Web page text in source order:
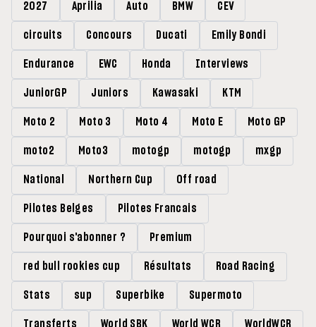
2027 Aprilia Auto BMW CEV
circuits Concours Ducati Emily Bondi
Endurance EWC Honda Interviews
JuniorGP Juniors Kawasaki KTM
Moto 2 Moto 3 Moto 4 Moto E Moto GP
moto2 Moto3 motogp motogp mxgp
National Northern Cup Off road
Pilotes Belges Pilotes Francais
Pourquoi s'abonner ? Premium
red bull rookies cup Résultats Road Racing
Stats sup Superbike Supermoto
Transferts World SBK World WCR WorldWCR